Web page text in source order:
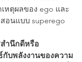
หตุผลของ ego และ
อนแบบ superego
สำนึกดีหรือ
กับพลังงานของความ